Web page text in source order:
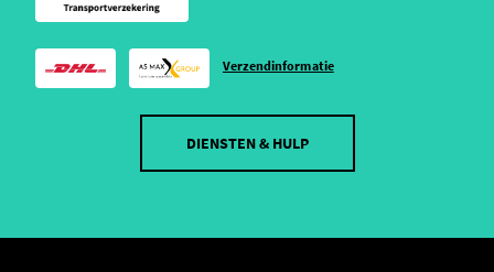
Verzendinformatie
DIENSTEN & HULP